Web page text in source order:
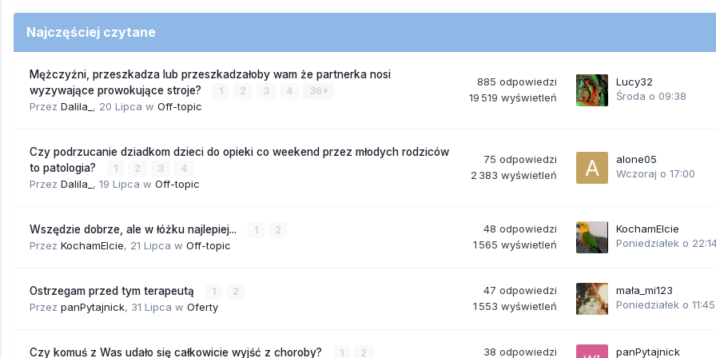
Najczęściej czytane
Mężczyźni, przeszkadza lub przeszkadzałoby wam że partnerka nosi
wyzywające prowokujące stroje?
1 2 3 4 36
Przez Dalila_ , 20 Lipca w Off-topic
885 odpowiedzi
19 519 wyświetleń
Lucy32
Środa o 09:38
Czy podrzucanie dziadkom dzieci do opieki co weekend przez młodych rodziców
to patologia?
1 2 3 4
Przez Dalila_ , 19 Lipca w Off-topic
75 odpowiedzi
2 383 wyświetleń
alone05
Wczoraj o 17:00
Wszędzie dobrze, ale w łóżku najlepiej... 1 2
Przez KochamElcie, 21 Lipca w Off-topic
48 odpowiedzi
1 565 wyświetleń
KochamElcie
Poniedziałek o
Ostrzegam przed tym terapeutą 1 2
Przez panPytajnick, 31 Lipca w Oferty
47 odpowiedzi
1 553 wyświetleń
mała_mi123
Poniedziałek o 11:45
Czy komuś z Was udało się całkowicie wyjść z choroby? 1 2 38 odpowiedzi panPytajnick